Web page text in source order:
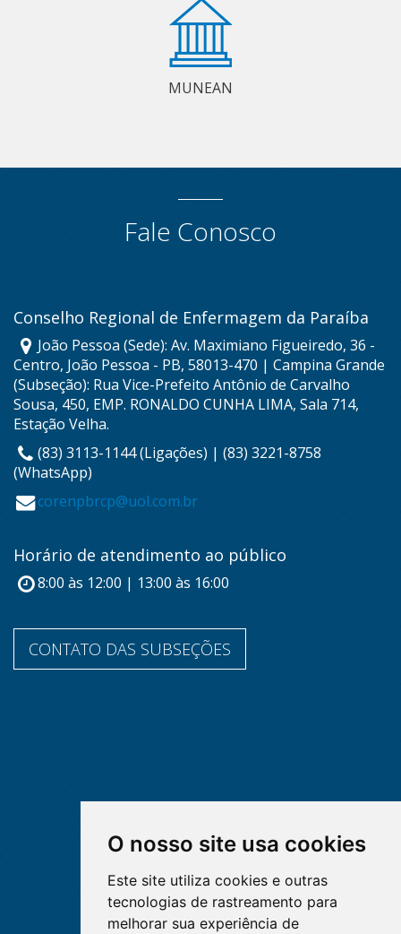
O nosso site usa cookies
Este site utiliza cookies e outras
tecnologias de rastreamento para
melhorar sua experiência de
MUNEAN
Fale Conosco
Conselho Regional de Enfermagem da Paraíba
João Pessoa (Sede): Av. Maximiano Figueiredo, 36 -
Centro, João Pessoa - PB, 58013-470 | Campina Grande
(Subseção): Rua Vice-Prefeito Antônio de Carvalho
Sousa, 450, EMP. RONALDO CUNHA LIMA, Sala 714,
Estação Velha.
(83) 3113-1144 (Ligações) | (83) 3221-8758
(WhatsApp)
corenpbrcp@uol.com.br
Horário de atendimento ao público
8:00 às 12:00 | 13:00 às 16:00
CONTATO DAS SUBSEÇÕES